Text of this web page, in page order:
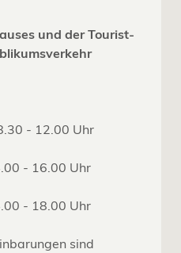
und der Tourist-
- 12.00 Uhr
Uhr
18.00 Uhr
sind